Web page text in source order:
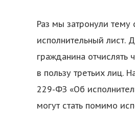
Раз мы затронули
исполнительный лист.
гражданина отчислять
в пользу третьих лиц.
229-ФЗ «Об
могут стать помимо